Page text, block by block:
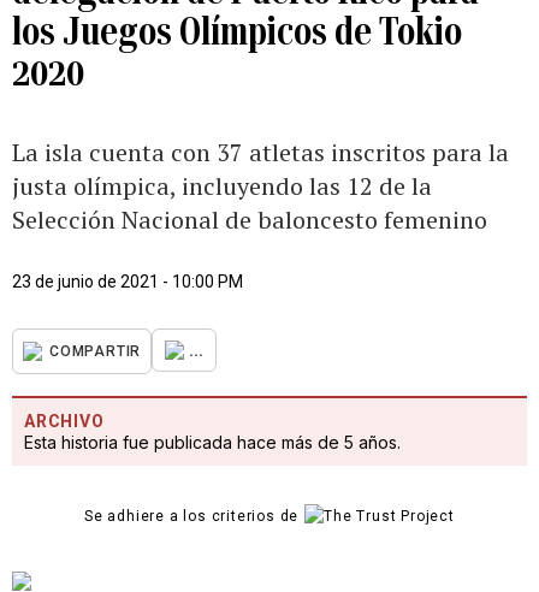
los Juegos Olímpicos de Tokio
2020
La isla cuenta con 37 atletas inscritos para la
justa olímpica, incluyendo las 12 de la
Selección Nacional de baloncesto femenino
23 de junio de 2021 - 10:00 PM
COMPARTIR ...
ARCHIVO
Esta historia fue publicada hace más de 5 años.
Se adhiere a los criterios de